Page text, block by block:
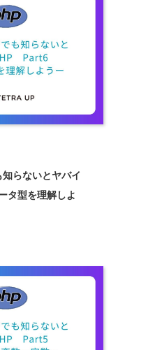
らないとヤバイ
タ型を理解しよ